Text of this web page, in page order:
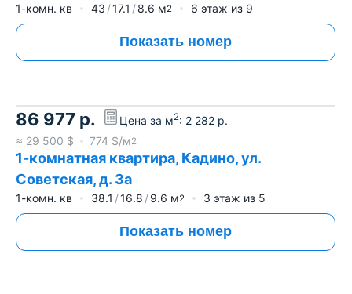
1-комн. кв 43 17.1 8.6 м2 6 этаж из 9
Показать номер
86 977 р. Цена за м2: 2 282 р.
≈ 29 500 $ 774 $/м2
1-комнатная квартира, Кадино, ул.
Советская, д. 3а
1-комн. кв 38.1 16.8 9.6 м2 3 этаж из 5
Показать номер